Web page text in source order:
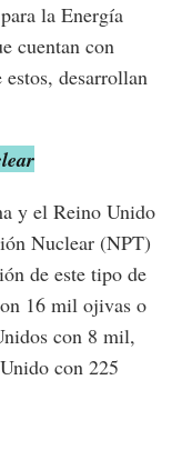
la Energía
cuentan con
estos, desarrollan
y el Reino Unido
Nuclear (NPT)
de este tipo de
16 mil ojivas o
con 8 mil,
con 225